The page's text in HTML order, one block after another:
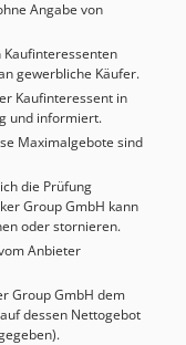
cm Gesamtlänge:
cm Datenblatt für
erwünscht.
wie auf den
Angabe von
Kaufinteressenten
gewerbliche Käufer.
Kaufinteressent in
und informiert.
Maximalgebote sind
die Prüfung
Group GmbH kann
oder stornieren.
Anbieter
Group GmbH dem
dessen Nettogebot